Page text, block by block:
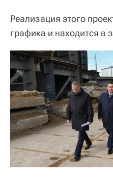
Реализация этого
графика и находится в